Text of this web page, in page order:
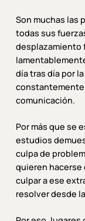
Son muchas las
todas sus
desplazamiento
día tras día por
constantemente
comunicación.
Por más que se
estudios
culpa de
quieren hacerse
culpar a ese
resolver desde